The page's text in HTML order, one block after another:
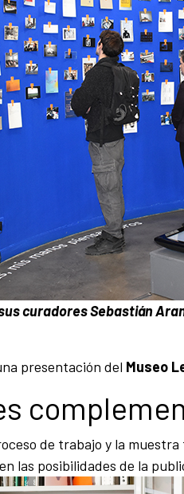
curadores Sebastián
presentación del Museo
de trabajo y la
las posibilidades de la